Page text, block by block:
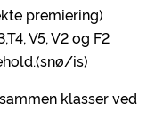
premiering)
V5, V2 og F2
is)
klasser ved